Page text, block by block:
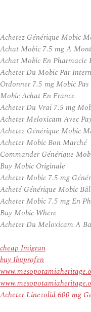
Achetez Générique Mobic
Achat Mobic 7.5 mg A
Achat Mobic En Pharmacie
Acheter Du Mobic Par
Ordonner 7.5 mg Mobic Pas
Mobic Achat En France
Acheter Du Vrai 7.5 mg
Acheter Meloxicam Avec
Achetez Générique Mobic
Acheter Mobic Bon Marché
Commander Générique
Buy Mobic Originale
Acheter Mobic 7.5 mg
Acheté Générique Mobic
Acheter Mobic 7.5 mg En
Buy Mobic Where
Acheter Du Meloxicam A
cheap Imigran
buy Ibuprofen
Acheter Linezolid 600 mg